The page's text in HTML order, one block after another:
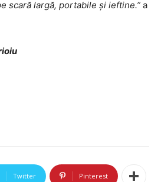
scară largă, portabile și ieftine.” a
Twitter Pinterest